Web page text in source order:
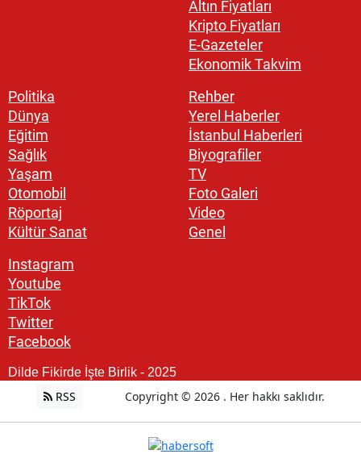
Altın Fiyatları
Kripto Fiyatları
E-Gazeteler
Ekonomik Takvim
Politika
Dünya
Eğitim
Sağlık
Yaşam
Otomobil
Röportaj
Kültür Sanat
Rehber
Yerel Haberler
İstanbul Haberleri
Biyografiler
TV
Foto Galeri
Video
Genel
Instagram
Youtube
TikTok
Twitter
Facebook
Dilde Fikirde İşte Birlik - 2025
RSS Copyright © 2026 . Her hakkı saklıdır.